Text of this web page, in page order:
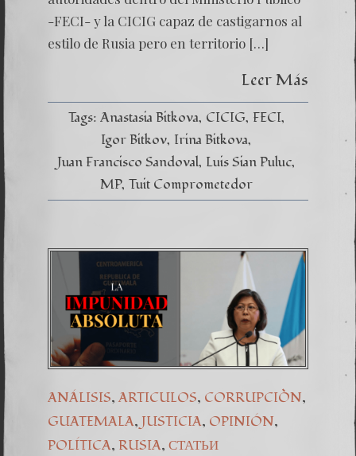
-FECI- y la CICIG capaz de castigarnos al
estilo de Rusia pero en territorio […]
Leer Más
Tags: Anastasia Bitkova CICIG FECI
Igor Bitkov Irina Bitkova
Juan Francisco Sandoval Luis Sian Puluc
MP Tuit Comprometedor
ANÁLISIS, ARTICULOS, CORRUPCIÒN,
GUATEMALA, JUSTICIA, OPINIÓN,
POLÍTICA, RUSIA, СТАТЬИ